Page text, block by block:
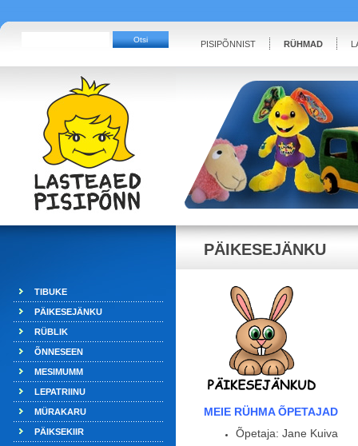
PISIPÕNNIST RÜHMAD
TIBUKE
PÄIKESEJÄNKU
RÜBLIK
ÕNNESEEN
MESIMUMM
LEPATRIINU
MÜRAKARU
PÄIKSEKIIR
PÄIKESEJÄNKU
MEIE RÜHMA ÕPETAJAD
Õpetaja: Jane Kuiva